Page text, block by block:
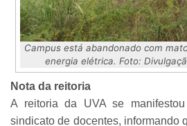
Campus está abandonado com
energia elétrica. Foto:
Nota da reitoria
A reitoria da UVA se
sindicato de docentes, informando